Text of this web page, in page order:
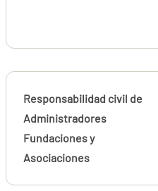
Responsabilidad civil de
Administradores
Fundaciones y
Asociaciones